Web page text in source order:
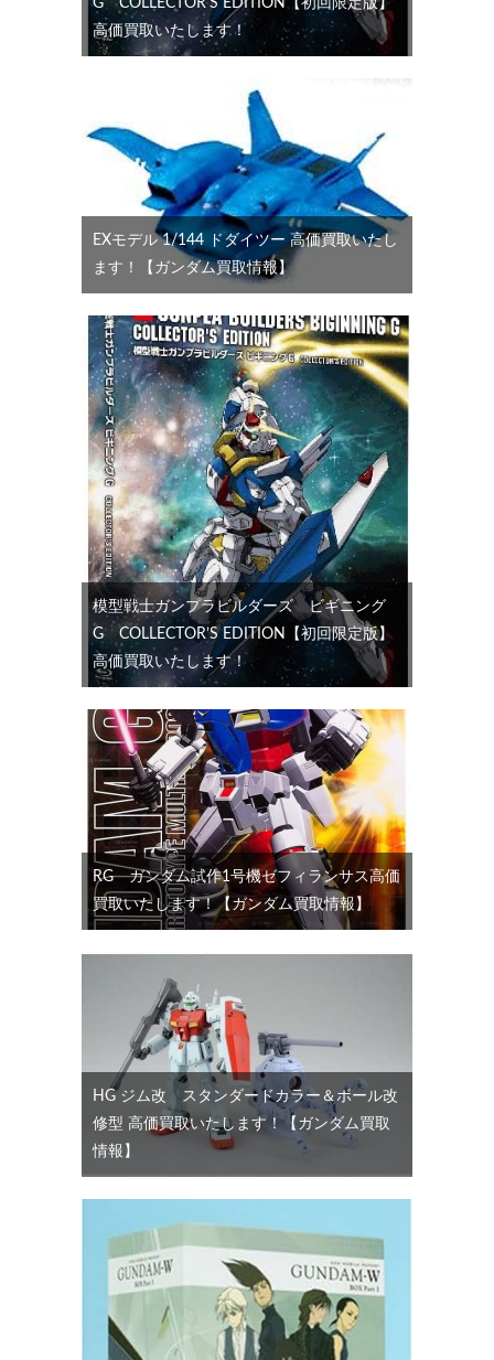
G COLLECTOR’S EDITION【初回限定版】
高価買取いたします！
EXモデル 1/144 ドダイツー 高価買取いたし
ます！【ガンダム買取情報】
模型戦士ガンプラビルダーズ ビギニング
G COLLECTOR’S EDITION【初回限定版】
高価買取いたします！
RG ガンダム試作1号機ゼフィランサス高価
買取いたします！【ガンダム買取情報】
HG ジム改 スタンダードカラー＆ボール改
修型 高価買取いたします！【ガンダム買取
情報】